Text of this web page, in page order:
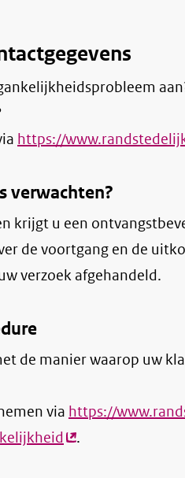
https://
verwachten?
krijgt u een
de voortgang en de
verzoek afgehandeld.
de manier waarop uw
via https://
(externe
.